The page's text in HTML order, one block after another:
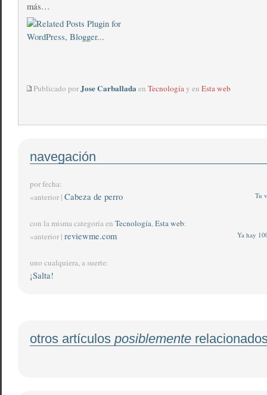
más…
Publicado porJose Carballadaen Tecnologíay en Esta web
navegación
por fecha:
Tu
«anterior | Cabeza de perro
con la misma categoría en Tecnología,Esta web:
Ya hay
«anterior | reviewme.com
uno cualquiera, a suerte:
¡Salta!
otros artículos posiblemente